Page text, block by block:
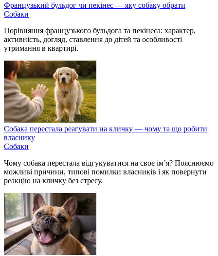
Французький бульдог чи пекінес — яку собаку обрати
Собаки
Порівняння французького бульдога та пекінеса: характер,
активність, догляд, ставлення до дітей та особливості
утримання в квартирі.
Собака перестала реагувати на кличку — чому та що робити
власнику
Собаки
Чому собака перестала відгукуватися на своє ім’я? Пояснюємо
можливі причини, типові помилки власників і як повернути
реакцію на кличку без стресу.